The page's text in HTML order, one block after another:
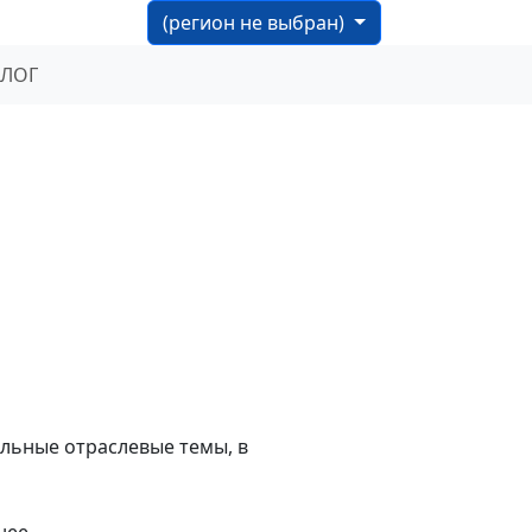
(регион не выбран)
отраслевые темы, в